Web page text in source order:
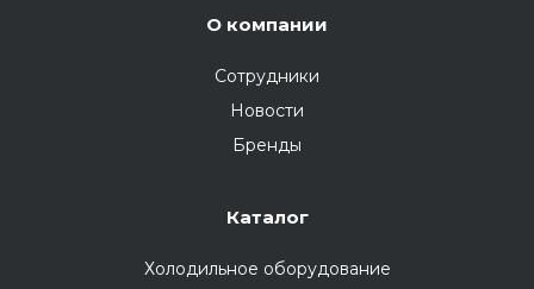
О компании
Сотрудники
Новости
Бренды
Каталог
Холодильное оборудование